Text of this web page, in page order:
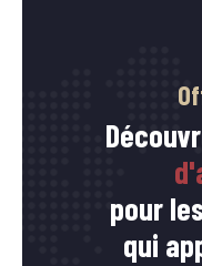
pour
qui